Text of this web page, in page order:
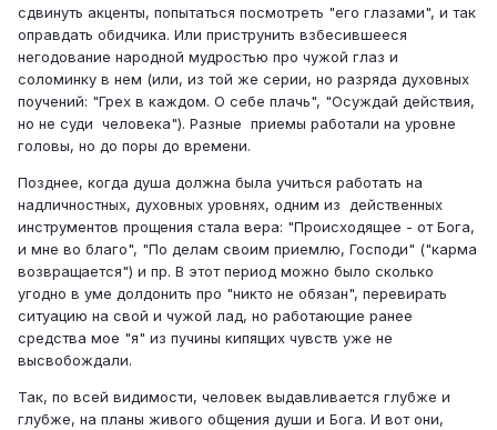
сдвинуть акценты, попытаться посмотреть "его глазами", и так
оправдать обидчика. Или приструнить взбесившееся
негодование народной мудростью про чужой глаз и
соломинку в нем (или, из той же серии, но разряда духовных
поучений: "Грех в каждом. О себе плачь", "Осуждай действия,
но не суди человека"). Разные приемы работали на уровне
головы, но до поры до времени.
Позднее, когда душа должна была учиться работать на
надличностных, духовных уровнях, одним из действенных
инструментов прощения стала вера: "Происходящее - от Бога,
и мне во благо", "По делам своим приемлю, Господи" ("карма
возвращается") и пр. В этот период можно было сколько
угодно в уме долдонить про "никто не обязан", перевирать
ситуацию на свой и чужой лад, но работающие ранее
средства мое "я" из пучины кипящих чувств уже не
высвобождали.
Так, по всей видимости, человек выдавливается глубже и
глубже, на планы живого общения души и Бога. И вот они,